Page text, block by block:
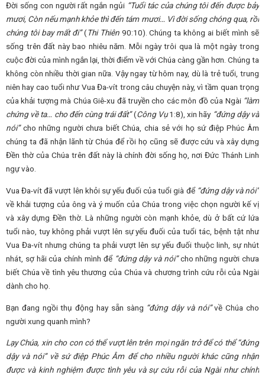
Đời sống con người rất ngắn ngủi “Tuổi tác của chúng tôi đến được bảy
mươi, Còn nếu mạnh khỏe thì đến tám mươi… Vì đời sống chóng qua, rồi
chúng tôi bay mất đi”(Thi Thiên90:10). Chúng ta không ai biết mình sẽ
sống trên đất này bao nhiêu năm. Mỗi ngày trôi qua là một ngày trong
cuộc đời của mình ngắn lại, thời điểm về với Chúa càng gần hơn. Chúng ta
không còn nhiều thời gian nữa. Vậy ngay từ hôm nay, dù là trẻ tuổi, trung
niên hay cao tuổi như Vua Đa-vít trong câu chuyện này, vì tầm quan trọng
của khải tượng mà Chúa Giê-xu đã truyền cho các môn đồ của Ngài “làm
chứng về ta… cho đến cùng trái đất”(Công Vụ1:8), xin hãy “đứng dậy và
nói”cho những người chưa biết Chúa, chia sẻ với họ sứ điệp Phúc Âm
chúng ta đã nhận lãnh từ Chúa để rồi họ cũng sẽ được cứu và xây dựng
Đền thờ của Chúa trên đất này là chính đời sống họ, nơi Đức Thánh Linh
ngự vào.
Vua Đa-vít đã vượt lên khỏi sự yếu đuối của tuổi già để “đứng dậy và nói”
về khải tượng của ông và ý muốn của Chúa trong việc chọn người kế vị
và xây dựng Đền thờ. Là những người còn mạnh khỏe, dù ở bất cứ lứa
tuổi nào, tuy không phải vượt lên sự yếu đuối của tuổi tác, bệnh tật như
Vua Đa-vít nhưng chúng ta phải vượt lên sự yếu đuối thuộc linh, sự nhút
nhát, sợ hãi của chính mình để “đứng dậy và nói”cho những người chưa
biết Chúa về tình yêu thương của Chúa và chương trình cứu rỗi của Ngài
dành cho họ.
Bạn đang ngồi thụ động hay sẵn sàng “đứng dậy và nói”về Chúa cho
người xung quanh mình?
Lạy Chúa, xin cho con có thể vượt lên trên mọi ngăn trở để có thể “đứng
dậy và nói” về sứ điệp Phúc Âm để cho nhiều người khác cũng nhận
được và kinh nghiệm được tình yêu và sự cứu rỗi của Ngài như chính